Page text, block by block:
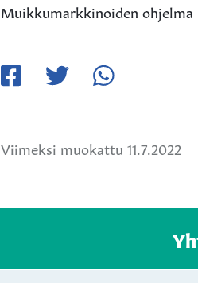
Muikkumarkkinoiden
Viimeksi muokattu 11.7.2022